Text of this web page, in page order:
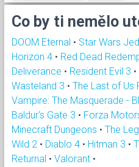
Co by ti nemělo
DOOM Eternal • Star Wars
Horizon 4 • Red Dead
Deliverance • Resident Evil 3 •
Wasteland 3 • The Last of Us
Vampire: The Masquerade -
Baldur's Gate 3 • Forza
Minecraft Dungeons • The
Wild 2 • Diablo 4 • Hitman 3 •
Returnal • Valorant •